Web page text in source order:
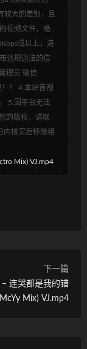
较大的差别，且
视频文件，绝
或以上，清
违规违法的信
理员 微信
！！ 4.本站音视
5.因平台无法
的版权，请联
内核实后移除相
Mix) VJ.mp4
下一篇
– 连哭都是我的错
Mix) VJ.mp4